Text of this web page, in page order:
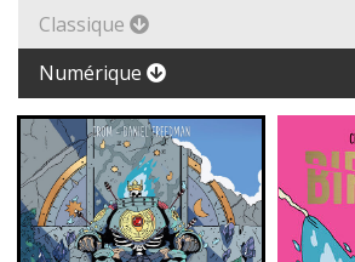
Classique
Numérique